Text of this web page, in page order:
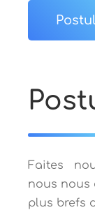
Faites
nous nous
plus brefs